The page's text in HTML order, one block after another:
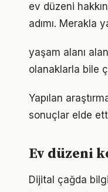
ev düzeni
adımı. Merakla
yaşam alanı
olanaklarla bile
Yapılan
sonuçlar elde
Ev düzeni
Dijital çağda